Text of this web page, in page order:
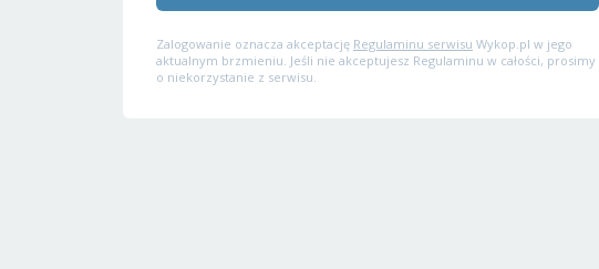
Zalogowanie oznacza akceptację Regulaminu serwisu Wykop.pl w jego
aktualnym brzmieniu. Jeśli nie akceptujesz Regulaminu w całości, prosimy
o niekorzystanie z serwisu.